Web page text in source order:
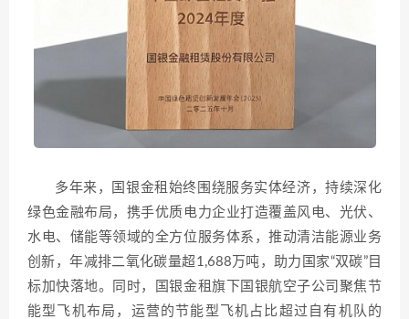
多年来，国银金租始终围绕服务实体经济，持续深化
绿色金融布局，携手优质电力企业打造覆盖风电、光伏、
水电、储能等领域的全方位服务体系，推动清洁能源业务
创新，年减排二氧化碳量超1,688万吨，助力国家“双碳”目
标加快落地。同时，国银金租旗下国银航空子公司聚焦节
能型飞机布局，运营的节能型飞机占比超过自有机队的